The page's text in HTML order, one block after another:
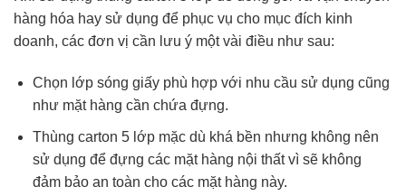
hàng hóa hay sử dụng để phục vụ cho mục đích kinh
doanh, các đơn vị cần lưu ý một vài điều như sau:
Chọn lớp sóng giấy phù hợp với nhu cầu sử dụng cũng
như mặt hàng cần chứa đựng.
Thùng carton 5 lớp mặc dù khá bền nhưng không nên
sử dụng để đựng các mặt hàng nội thất vì sẽ không
đảm bảo an toàn cho các mặt hàng này.